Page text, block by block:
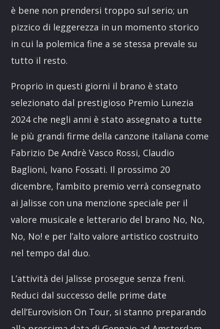
è bene non prendersi troppo sul serio; un
pizzico di leggerezza in un momento storico
in cui la polemica fine a se stessa prevale su
tutto il resto.
Proprio in questi giorni il brano è stato
selezionato dal prestigioso Premio Lunezia
2024 che negli anni è stato assegnato a tutte
le più grandi firme della canzone italiana come
Fabrizio De Andrè Vasco Rossi, Claudio
Baglioni, Ivano Fossati. Il prossimo 20
dicembre, l’ambito premio verrà consegnato
ai Jalisse con una menzione speciale per il
valore musicale e letterario del brano No, No,
No, No! e per l’alto valore artistico costruito
nel tempo dal duo.
L’attività dei Jalisse prosegue senza freni.
Reduci dal successo delle prime date
dell’Eurovision On Tour, si stanno preparando